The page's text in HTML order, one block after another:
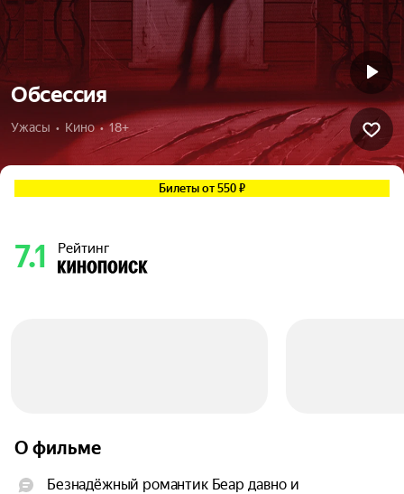
Обсессия
Ужасы  •  Кино  •  18+
Билеты от 550 ₽
7.1 Рейтинг
О фильме
Безнадёжный романтик Беар давно и